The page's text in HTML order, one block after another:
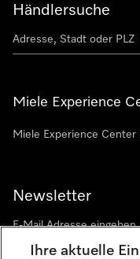
Händlersuche
Miele Experience
Miele Experience Center
Newsletter
Ihre aktuelle